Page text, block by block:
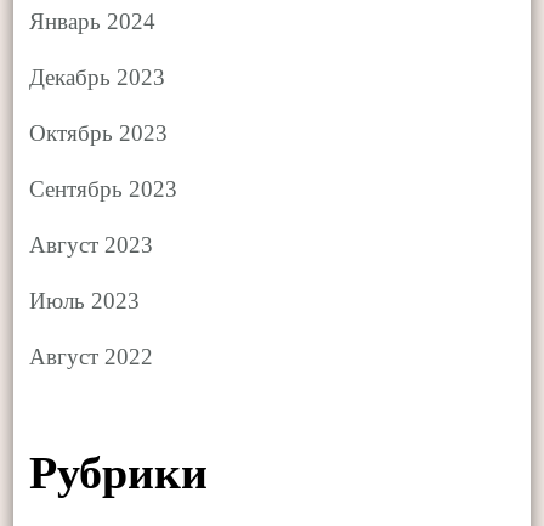
Январь 2024
Декабрь 2023
Октябрь 2023
Сентябрь 2023
Август 2023
Июль 2023
Август 2022
Рубрики